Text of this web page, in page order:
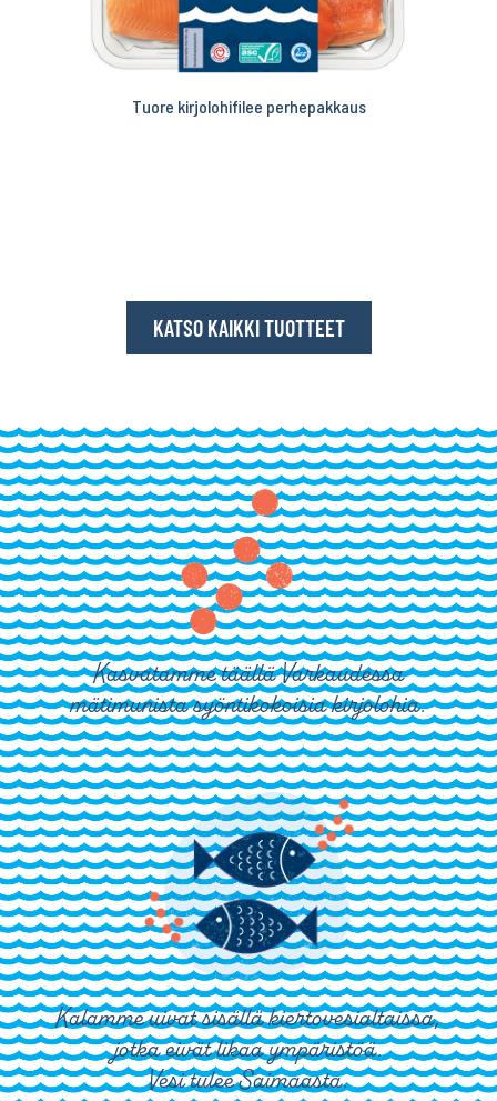
Tuore kirjolohifilee perhepakkaus
KATSO KAIKKI TUOTTEET
Kasvatamme täällä Varkaudessa
mätimunista syöntikokoisia kirjolohia.
Kalamme uivat sisällä kiertovesialtaissa,
jotka eivät likaa ympäristöä.
Vesi tulee Saimaasta.